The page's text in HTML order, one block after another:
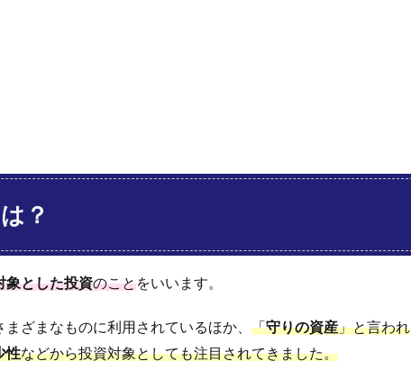
？
象とした投資のことをいいます。
ざまなものに利用されているほか、 「守りの資産」と言われ
性などから投資対象としても注目されてきました。